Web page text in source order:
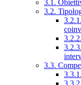
3.1.
3.2.
3.3.